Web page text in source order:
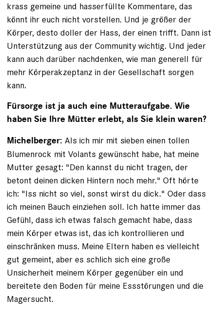
krass gemeine und hasserfüllte Kommentare, das
könnt ihr euch nicht vorstellen. Und je größer der
Körper, desto doller der Hass, der einen trifft. Dann ist
Unterstützung aus der Community wichtig. Und jeder
kann auch darüber nachdenken, wie man generell für
mehr Körperakzeptanz in der Gesellschaft sorgen
kann.
Fürsorge ist ja auch eine Mutteraufgabe. Wie
haben Sie Ihre Mütter erlebt, als Sie klein waren?
Michelberger: Als ich mir mit sieben einen tollen
Blumen­rock mit Volants gewünscht habe, hat meine
Mutter gesagt: "Den kannst du nicht tragen, der
betont deinen dicken Hintern noch mehr." Oft hörte
ich: "Iss nicht so viel, sonst wirst du dick." Oder dass
ich meinen Bauch einziehen soll. Ich hatte immer das
Gefühl, dass ich etwas falsch gemacht habe, dass
mein Körper etwas ist, das ich kontrollieren und
einschränken muss. Meine Eltern haben es vielleicht
gut gemeint, aber es schlich sich eine große
Unsicherheit meinem Körper gegenüber ein und
bereitete den Boden für meine Essstörungen und die
Magersucht.